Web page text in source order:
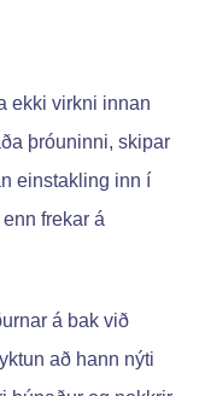
ekki virkni innan
þróuninni, skipar
einstakling inn í
frekar á
á bak við
að hann nýti